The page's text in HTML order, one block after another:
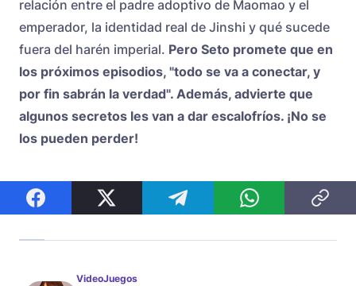
relación entre el padre adoptivo de Maomao y el
emperador, la identidad real de Jinshi y qué sucede
fuera del harén imperial. Pero Seto promete que en
los próximos episodios, "todo se va a conectar, y
por fin sabrán la verdad". Además, advierte que
algunos secretos les van a dar escalofríos. ¡No se
los pueden perder!
VideoJuegos